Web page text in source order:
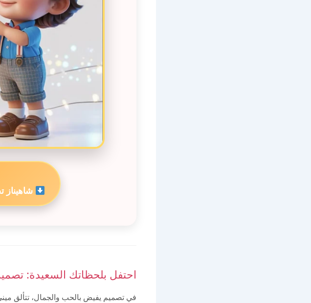
شاهيناز
احتفل بلحظاتك السعيدة:
في تصميم يفيض بالحب والجمال، تتألق